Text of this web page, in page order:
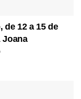
de 12 a 15 de
Joana